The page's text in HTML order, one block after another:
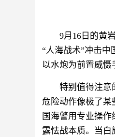
9月16日的黄
“人海战术”冲击
以水炮为前置威
特别值得注意
危险动作像极了某
国海警用专业操
露怯战本质。当